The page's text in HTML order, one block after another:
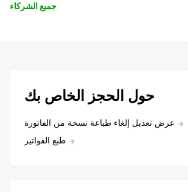
جميع الشركاء
حول الحجز الخاص بك
عرض تعديل إلغاء طباعة نسخة من الفاتورة
طبع الفواتير